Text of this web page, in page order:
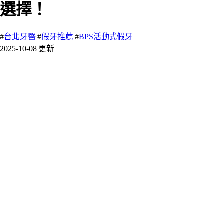
選擇！
#台北牙醫 #假牙推薦 #BPS活動式假牙
2025-10-08 更新